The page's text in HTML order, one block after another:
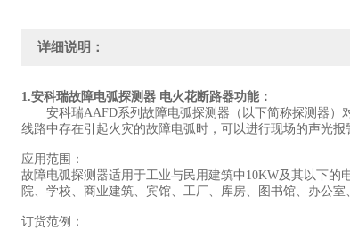
详细说明：
1.安科瑞故障电弧探测器 电火花断路器功能：
安科瑞AAFD系列故障电弧探测器（以下简称探测器）
线路中存在引起火灾的故障电弧时，可以进行现场的声光
应用范围：
故障电弧探测器适用于工业与民用建筑中10KW及其以下的
院、学校、商业建筑、宾馆、工厂、库房、图书馆、办公室
订货范例：